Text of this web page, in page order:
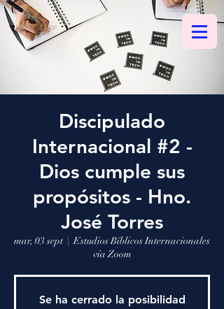
Discipulado
Internacional #2 -
Dios cumple sus
propósitos - Hno.
José Torres
mar, 03 sept
  |
Estudios Bíblicos Internacionales
vía Zoom
Se ha cerrado la posibilidad